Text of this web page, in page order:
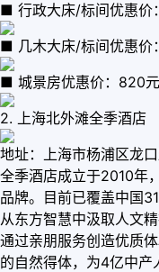
■ 行政大床/标间优惠价
■ 几木大床/标间优惠价
■ 城景房优惠价：820
2. 上海北外滩全季酒店
地址：上海市杨浦区龙
全季酒店成立于2010年
品牌。目前已覆盖中国
从东方智慧中汲取人文
通过亲朋服务创造优质
的自然得体，为4亿中产